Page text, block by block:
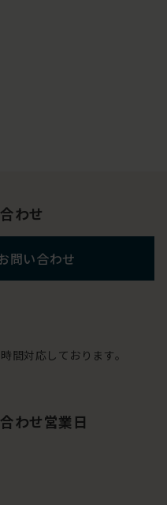
わせ
問い合わせ
間対応しております。
わせ営業日